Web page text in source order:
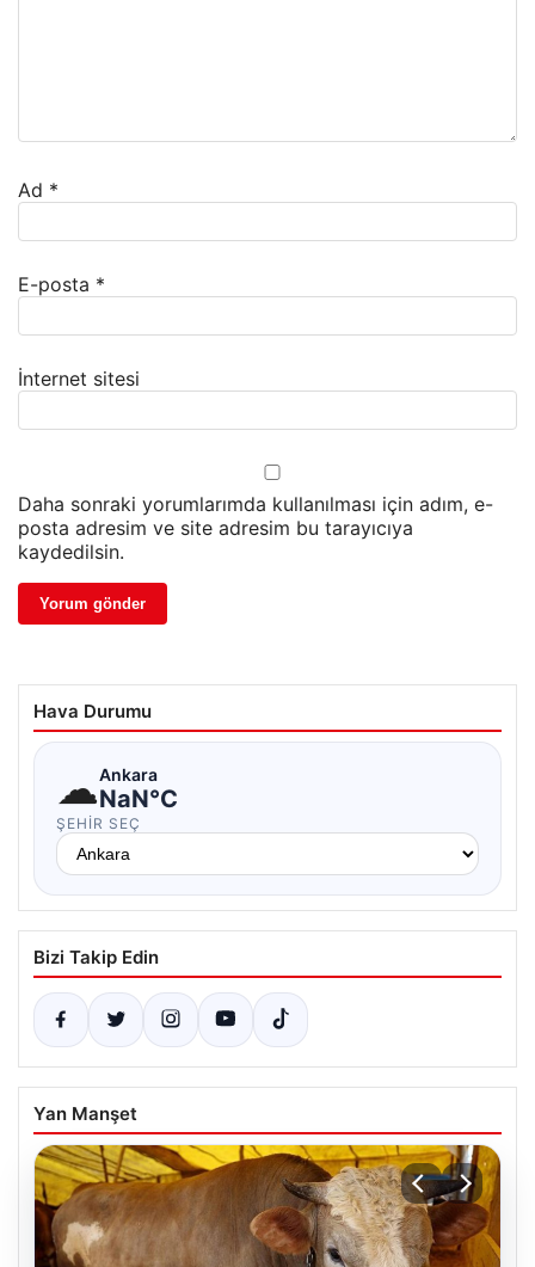
Ad *
E-posta *
İnternet sitesi
Daha sonraki yorumlarımda kullanılması için adım, e-
posta adresim ve site adresim bu tarayıcıya
kaydedilsin.
Hava Durumu
☁Ankara
NaN°C
ŞEHIR SEÇ
Bizi Takip Edin
Yan Manşet